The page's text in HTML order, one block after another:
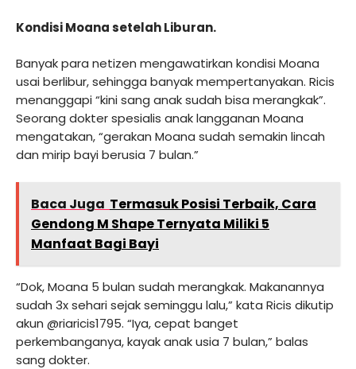
Kondisi Moana setelah Liburan.
Banyak para netizen mengawatirkan kondisi Moana
usai berlibur, sehingga banyak mempertanyakan. Ricis
menanggapi “kini sang anak sudah bisa merangkak”.
Seorang dokter spesialis anak langganan Moana
mengatakan, “gerakan Moana sudah semakin lincah
dan mirip bayi berusia 7 bulan.”
Baca Juga Termasuk Posisi Terbaik, Cara
Gendong M Shape Ternyata Miliki 5
Manfaat Bagi Bayi
“Dok, Moana 5 bulan sudah merangkak. Makanannya
sudah 3x sehari sejak seminggu lalu,” kata Ricis dikutip
akun @riaricis1795. “Iya, cepat banget
perkembanganya, kayak anak usia 7 bulan,” balas
sang dokter.